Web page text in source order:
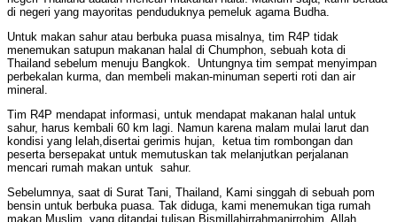
di negeri yang mayoritas penduduknya pemeluk agama Budha.
Untuk makan sahur atau berbuka puasa misalnya, tim R4P tidak
menemukan satupun makanan halal di Chumphon, sebuah kota di
Thailand sebelum menuju Bangkok. Untungnya tim sempat menyimpan
perbekalan kurma, dan membeli makan-minuman seperti roti dan air
mineral.
Tim R4P mendapat informasi, untuk mendapat makanan halal untuk
sahur, harus kembali 60 km lagi. Namun karena malam mulai larut dan
kondisi yang lelah,disertai gerimis hujan, ketua tim rombongan dan
peserta bersepakat untuk memutuskan tak melanjutkan perjalanan
mencari rumah makan untuk sahur.
Sebelumnya, saat di Surat Tani, Thailand, Kami singgah di sebuah pom
bensin untuk berbuka puasa. Tak diduga, kami menemukan tiga rumah
makan Muslim, yang ditandai tulisan Bismillahirrahmanirrohim, Allah,